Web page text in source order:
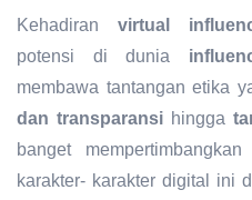
Kehadiran virtual
potensi di dunia
membawa tantangan etika
dan transparansihingga
banget
karakter- karakter digital ini